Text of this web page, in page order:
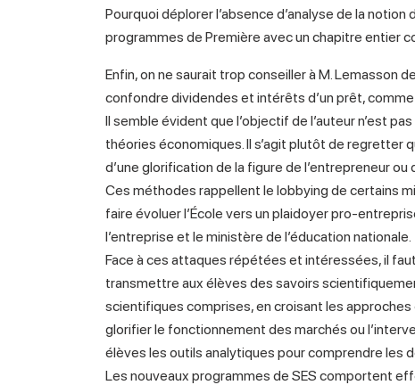
Pourquoi déplorer l’absence d’analyse de la
programmes de Première avec un chapitre entier
Enfin, on ne saurait trop conseiller à M. Lemasson
confondre dividendes et intérêts d’un prêt,
Il semble évident que l’objectif de l’auteur n’est
théories économiques. Il s’agit plutôt de regretter
d’une glorification de la figure de l’entrepreneur
Ces méthodes rappellent le lobbying de certains
faire évoluer l’École vers un plaidoyer pro-
l’entreprise et le ministère de l’éducation nationale.
Face à ces attaques répétées et intéressées, il
transmettre aux élèves des savoirs
scientifiques comprises, en croisant les approches
glorifier le fonctionnement des marchés ou
élèves les outils analytiques pour comprendre les
Les nouveaux programmes de SES comportent